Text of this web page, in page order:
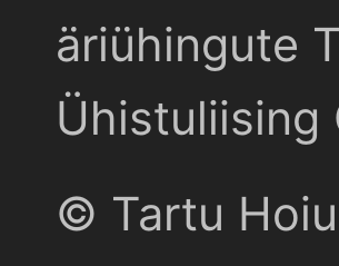
äriühingute
Ühistuliising
© Tartu